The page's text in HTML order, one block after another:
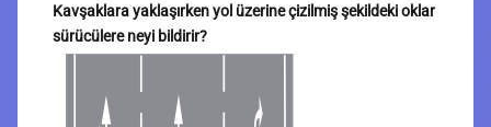
Kavşaklara yaklaşırken yol üzerine çizilmiş şekildeki oklar
sürücülere neyi bildirir?